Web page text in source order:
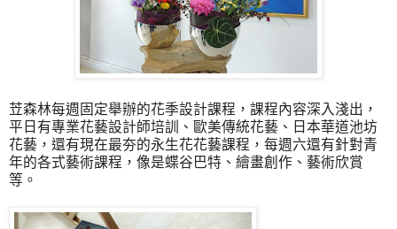
苙森林每週固定舉辦的花季設計課程，課程內容深入淺出，
平日有專業花藝設計師培訓、歐美傳統花藝、日本華道池坊
花藝，還有現在最夯的永生花花藝課程，每週六還有針對青
年的各式藝術課程，像是蝶谷巴特、繪畫創作、藝術欣賞
等。